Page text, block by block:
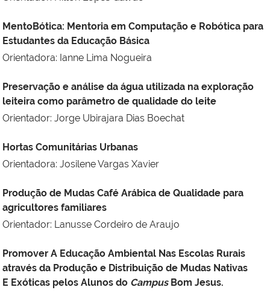
MentoBótica: Mentoria em Computação e Robótica para
Estudantes da Educação Básica
Orientadora: Ianne Lima Nogueira
Preservação e análise da água utilizada na exploração
leiteira como parâmetro de qualidade do leite
Orientador: Jorge Ubirajara Dias Boechat
Hortas Comunitárias Urbanas
Orientadora: Josilene Vargas Xavier
Produção de Mudas Café Arábica de Qualidade para
agricultores familiares
Orientador: Lanusse Cordeiro de Araujo
Promover A Educação Ambiental Nas Escolas Rurais
através da Produção e Distribuição de Mudas Nativas
E Exóticas pelos Alunos do CampusBom Jesus.